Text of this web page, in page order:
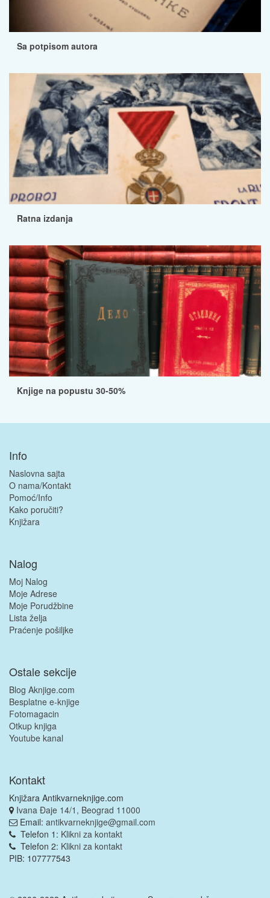
Sa potpisom autora
Ratna izdanja
Knjige na popustu 30-50%
Info
Naslovna sajta
O nama/Kontakt
Pomoć/Info
Kako poručiti?
Knjižara
Nalog
Moj Nalog
Moje Adrese
Moje Porudžbine
Lista želja
Praćenje pošiljke
Ostale sekcije
Blog Aknjige.com
Besplatne e-knjige
Fotomagacin
Otkup knjiga
Youtube kanal
Kontakt
Knjižara Antikvarneknjige.com
Ivana Đaje 14/1, Beograd 11000
Email: antikvarneknjige@gmail.com
Telefon 1: Klikni za kontakt
Telefon 2: Klikni za kontakt
PIB: 107777543